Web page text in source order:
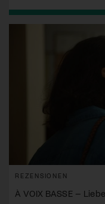
REZENSIONEN
À VOIX BASSE –